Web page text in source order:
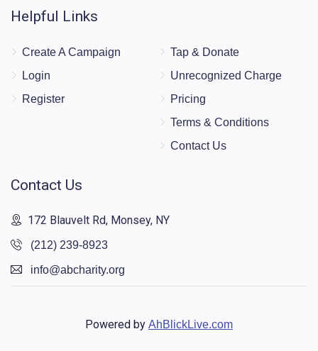
Helpful Links
Create A Campaign
Login
Register
Tap & Donate
Unrecognized Charge
Pricing
Terms & Conditions
Contact Us
Contact Us
172 Blauvelt Rd, Monsey, NY
(212) 239-8923
info@abcharity.org
Powered by AhBlickLive.com